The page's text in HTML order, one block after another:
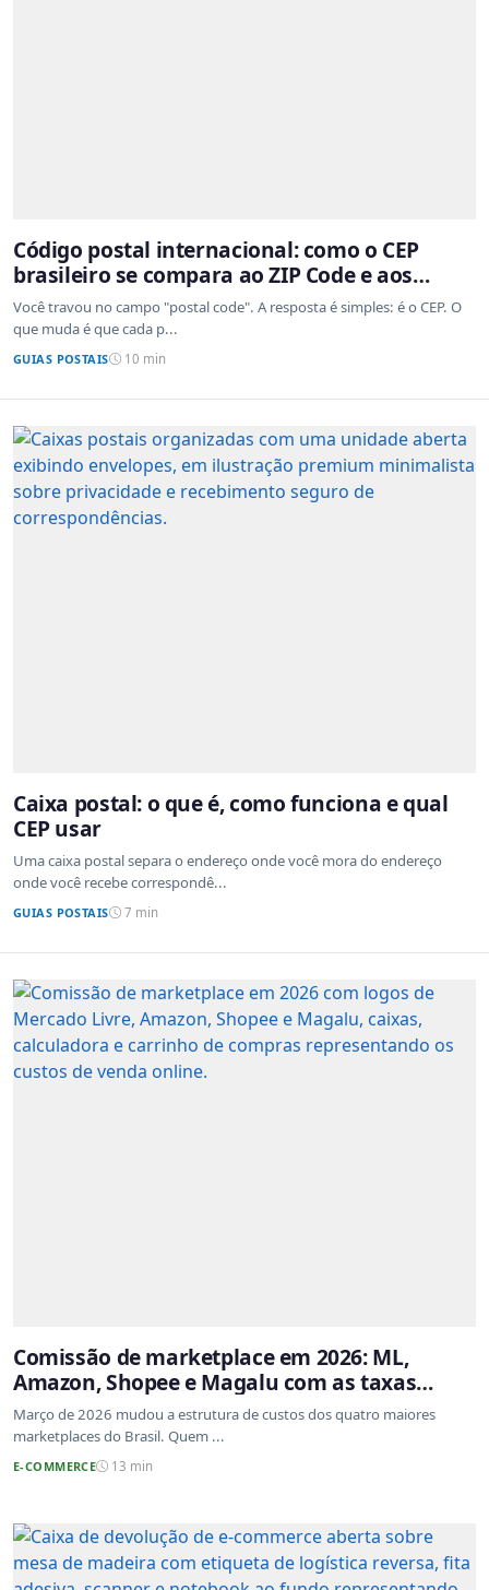
Código postal internacional: como o CEP
brasileiro se compara ao ZIP Code e aos
sistemas de outros países
Você travou no campo "postal code". A resposta é simples: é o CEP. O
que muda é que cada p...
GUIAS POSTAIS 10 min
Caixa postal: o que é, como funciona e qual
CEP usar
Uma caixa postal separa o endereço onde você mora do endereço
onde você recebe correspondê...
GUIAS POSTAIS 7 min
Comissão de marketplace em 2026: ML,
Amazon, Shopee e Magalu com as taxas
atualizadas
Março de 2026 mudou a estrutura de custos dos quatro maiores
marketplaces do Brasil. Quem ...
E-COMMERCE 13 min